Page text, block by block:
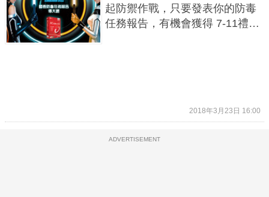
起防禦作戰，只要發表你的防毒
任務報告，有機會獲得 7-11禮劵
2018年3月23日 16:00
ADVERTISEMENT